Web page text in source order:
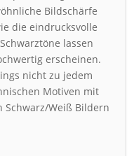
Bildschärfe
die eindrucksvolle
lassen
erscheinen.
nicht zu jedem
Motiven mit
Weiß Bildern